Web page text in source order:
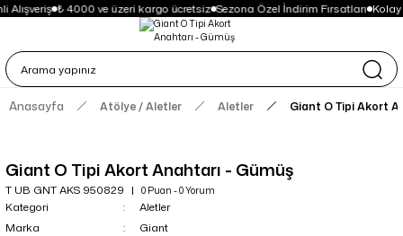
Alışveriş ₺ 4000 ve üzeri kargo ücretsiz Sezona Özel İndirim Fırsatları Kolay
Anasayfa Atölye / Aletler Aletler Giant O Tipi Akort
Giant O Tipi Akort Anahtarı - Gümüş
T UB GNT AKS 950829 0 Puan - 0 Yorum
Kategori
Aletler
Marka
Giant